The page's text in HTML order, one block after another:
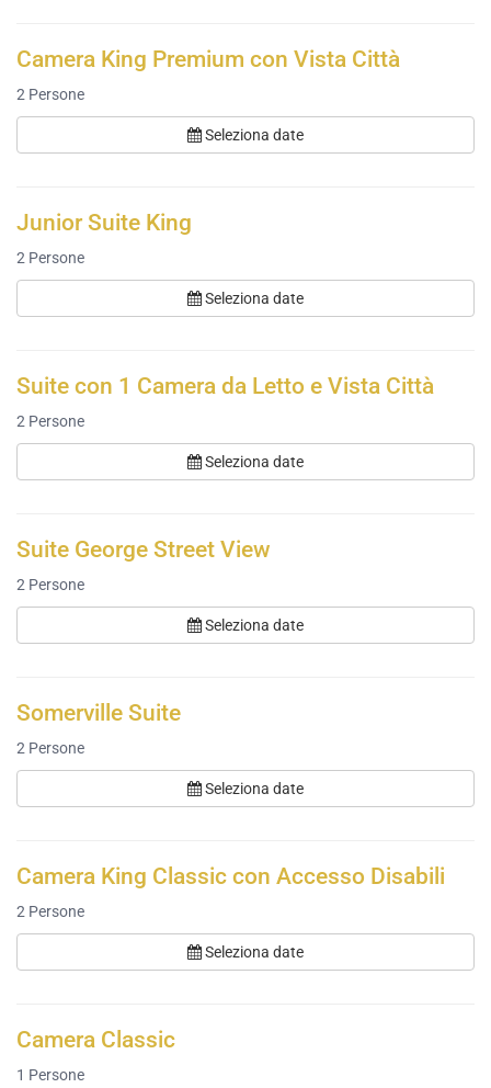
Camera King Premium con Vista Città
2 Persone
Seleziona date
Junior Suite King
2 Persone
Seleziona date
Suite con 1 Camera da Letto e Vista Città
2 Persone
Seleziona date
Suite George Street View
2 Persone
Seleziona date
Somerville Suite
2 Persone
Seleziona date
Camera King Classic con Accesso Disabili
2 Persone
Seleziona date
Camera Classic
1 Persone